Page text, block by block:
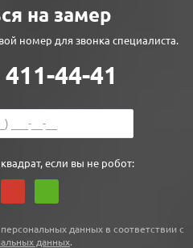
на замер
номер для звонка специалиста.
44-41
если вы не робот:
данных в соответствии с
данных.